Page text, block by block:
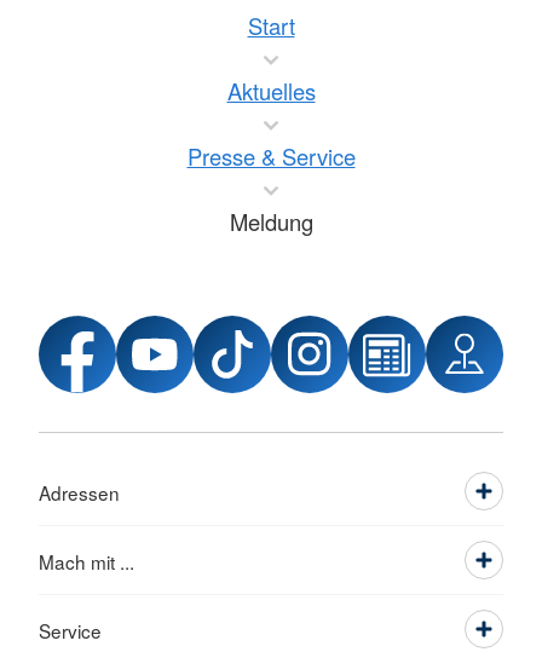
Start
Aktuelles
Presse & Service
Meldung
Adressen
Mach mit ...
Service